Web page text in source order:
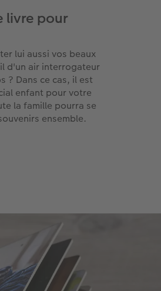
livre pour
lui aussi vos beaux
d'un air interrogateur
? Dans ce cas, il est
enfant pour votre
la famille pourra se
ensemble.